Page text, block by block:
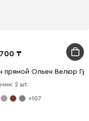
прямой Ольен Велюр
2 шт.
+107